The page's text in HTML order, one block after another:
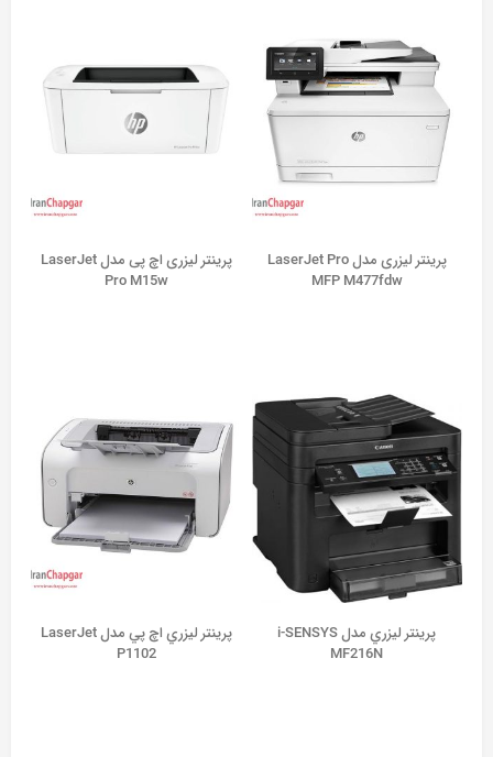
پرینتر لیزری مدل LaserJet Pro
MFP M477fdw
پرینتر لیزری اچ پی مدل LaserJet
Pro M15w
پرينتر ليزري مدل i-SENSYS
MF216N
پرينتر ليزري اچ پي مدل LaserJet
P1102